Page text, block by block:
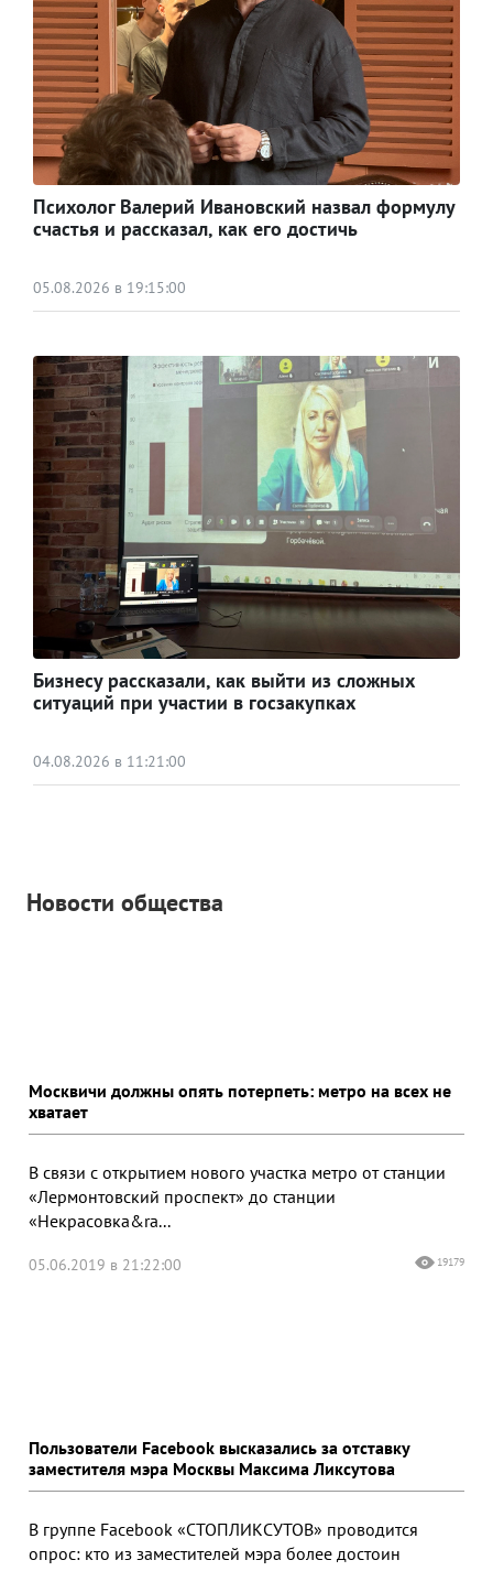
Психолог Валерий Ивановский назвал формулу
счастья и рассказал, как его достичь
05.08.2026 в 19:15:00
Бизнесу рассказали, как выйти из сложных
ситуаций при участии в госзакупках
04.08.2026 в 11:21:00
Новости общества
Москвичи должны опять потерпеть: метро на всех не
хватает
В связи с открытием нового участка метро от станции
«Лермонтовский проспект» до станции
«Некрасовка&ra...
05.06.2019 в 21:22:00 19179
Пользователи Facebook высказались за отставку
заместителя мэра Москвы Максима Ликсутова
В группе Facebook «СТОПЛИКСУТОВ» проводится
опрос: кто из заместителей мэра более достоин